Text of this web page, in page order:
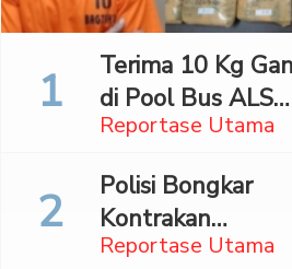
Reportase Utama
Terima 10 Kg
di Pool Bus ALS
Surabaya,
Madina Ditangkap
Bareskrim
Reportase Utama
Polisi Bongkar
Kontrakan
Penyimpan 27,96